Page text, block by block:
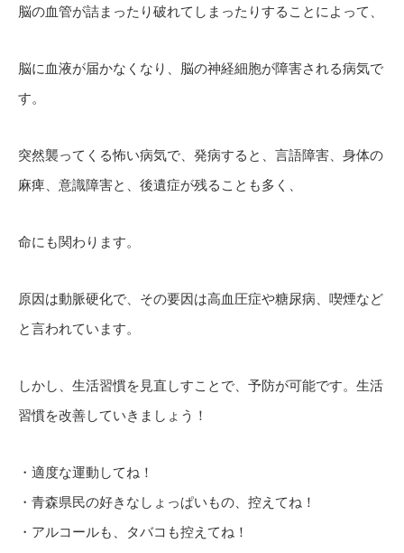
脳の血管が詰まったり破れてしまったりすることによって、
脳に血液が届かなくなり、脳の神経細胞が障害される病気で
す。
突然襲ってくる怖い病気で、発病すると、言語障害、身体の
麻痺、意識障害と、後遺症が残ることも多く、
命にも関わります。
原因は動脈硬化で、その要因は高血圧症や糖尿病、喫煙など
と言われています。
しかし、生活習慣を見直しすことで、予防が可能です。生活
習慣を改善していきましょう！
・適度な運動してね！
・青森県民の好きなしょっぱいもの、控えてね！
・アルコールも、タバコも控えてね！